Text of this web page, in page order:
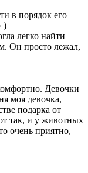
в порядок его
)
легко найти
Он просто лежал,
Девочки
моя девочка,
подарка от
так, и у животных
очень приятно,